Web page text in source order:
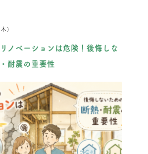
）
ノベーションは危険！後悔しな
耐震の重要性